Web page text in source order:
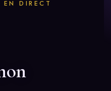
DIRECT